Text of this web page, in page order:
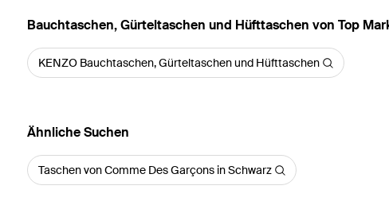
Bauchtaschen, Gürteltaschen und Hüfttaschen von Top
KENZO Bauchtaschen, Gürteltaschen und Hüfttaschen
Ähnliche Suchen
Taschen von Comme Des Garçons in Schwarz